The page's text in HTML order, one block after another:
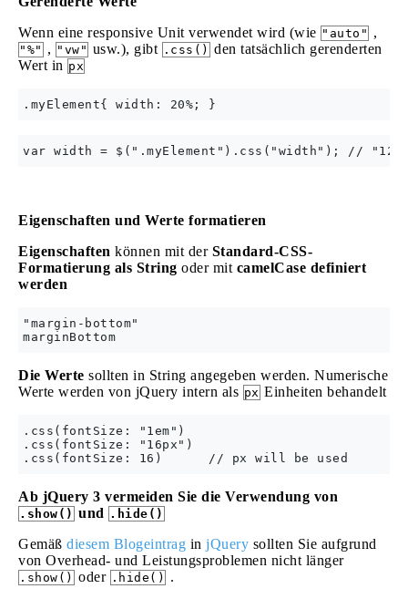
Wenn eine responsive Unit verwendet wird (wie "auto" ,
"%" , "vw" usw.), gibt .css() den tatsächlich gerenderten
Wert in px
Eigenschaften und Werte formatieren
Eigenschaften können mit der Standard-CSS-
Formatierung als String oder mit camelCase definiert
werden
"margin-bottom"
Die Werte sollten in String angegeben werden. Numerische
Werte werden von jQuery intern als px Einheiten behandelt
.css(fontSize: "1em")
.css(fontSize: "16px")
Ab jQuery 3 vermeiden Sie die Verwendung von
.show() und .hide()
Gemäß diesem Blogeintrag in jQuery sollten Sie aufgrund
von Overhead- und Leistungsproblemen nicht länger
.show() oder .hide()
.